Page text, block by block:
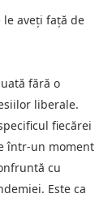
aveți față de
fără o
liberale.
fiecărei
într-un moment
cu
Este ca